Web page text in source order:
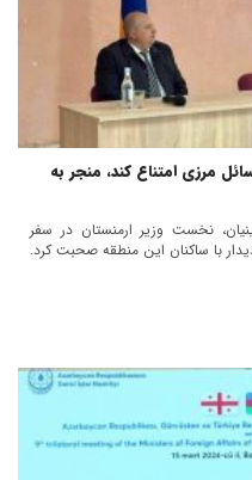
مرزی امتناع کند، منجر به
نخست وزیر ارمنستان در سفر
با ساکنان این منطقه صحبت کرد.